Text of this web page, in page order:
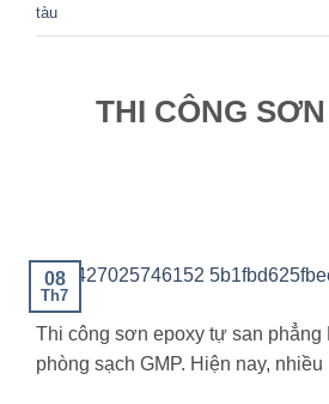
tàu
THI CÔNG
08
Th7
Thi công sơn epoxy tự san
phòng sạch GMP. Hiện nay,